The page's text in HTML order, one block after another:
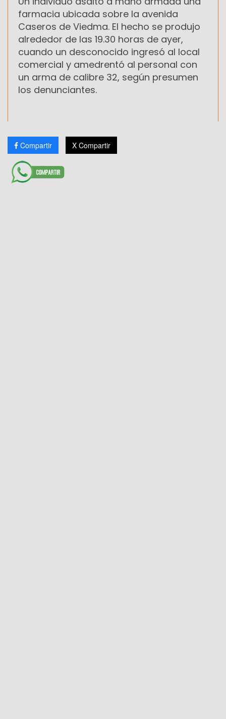
farmacia ubicada sobre la avenida
Caseros de Viedma. El hecho se produjo
alrededor de las 19.30 horas de ayer,
cuando un desconocido ingresó al local
comercial y amedrentó al personal con
un arma de calibre 32, según presumen
los denunciantes.
Compartir X Compartir